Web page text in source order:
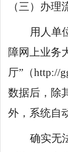
（三）办理
用人单
障网上业务
厅”（http://
数据后，除
外，系统自
确实无